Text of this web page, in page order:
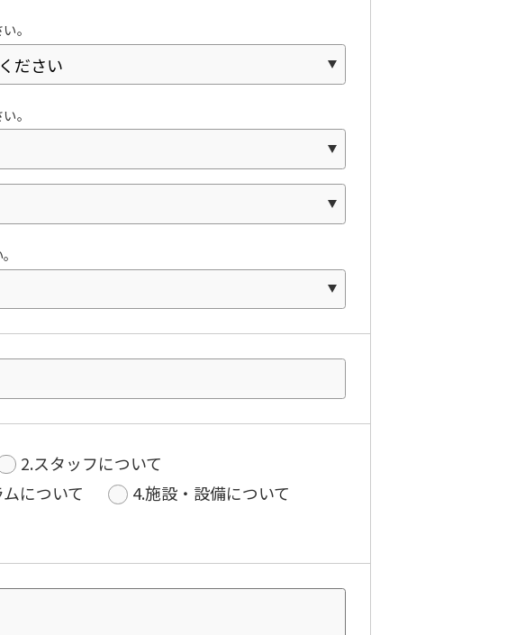
。
。
2.スタッフについて
について
4.施設・設備について